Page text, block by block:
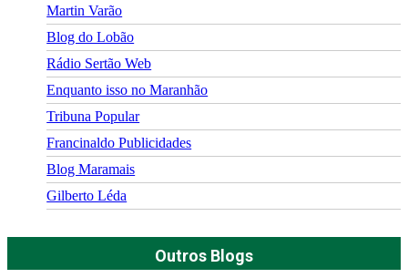
Martin Varão
Blog do Lobão
Rádio Sertão Web
Enquanto isso no Maranhão
Tribuna Popular
Francinaldo Publicidades
Blog Maramais
Gilberto Léda
Outros Blogs